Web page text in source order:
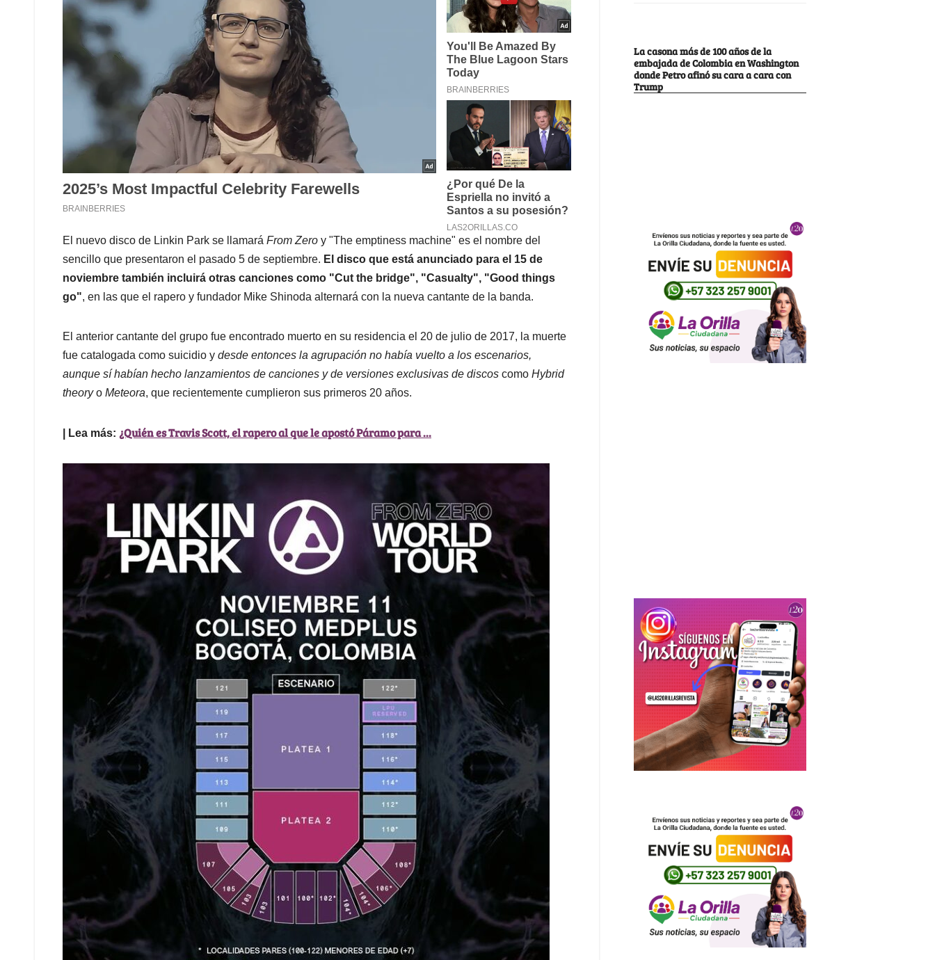
El nuevo disco de Linkin Park se llamará From Zero y "The emptiness machine" es el nombre del
sencillo que presentaron el pasado 5 de septiembre. El disco que está anunciado para el 15 de
noviembre también incluirá otras canciones como "Cut the bridge", "Casualty", "Good things
go", en las que el rapero y fundador Mike Shinoda alternará con la nueva cantante de la banda.
El anterior cantante del grupo fue encontrado muerto en su residencia el 20 de julio de 2017, la muerte
fue catalogada como suicidio y desde entonces la agrupación no había vuelto a los escenarios,
aunque sí habían hecho lanzamientos de canciones y de versiones exclusivas de discos como Hybrid
theoryo Meteora, que recientemente cumplieron sus primeros 20 años.
| Lea más: ¿Quién es Travis Scott, el rapero al que le apostó Páramo para ...
La casona más de 100 años de la
embajada de Colombia en Washington
donde Petro afinó su cara a cara con
Trump